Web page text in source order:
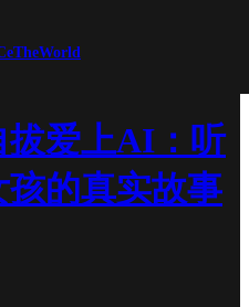
拔爱上AI：听
孩的真实故事